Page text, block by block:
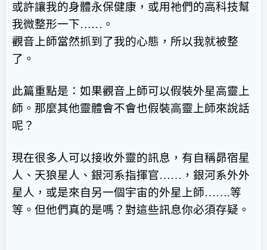
或許讓我的身體永保健康，或用祂們的高科技幫
我微整形一下…… 。
觀音上師當然抓到了我的心態，所以我就被整
了。
此篇重點是：如果觀音上師可以假裝外星高靈上
師。那麼其他靈體會不會也假裝高靈上師來說話
呢？
現在很多人可以接收外靈的訊息，有自稱昴宿星
人、天狼星人、銀河系指揮官…… ，銀河系外外
星人，或是來自另一個宇宙的外星上師…….等
等。但他們真的是嗎？對這些訊息你必須存疑。